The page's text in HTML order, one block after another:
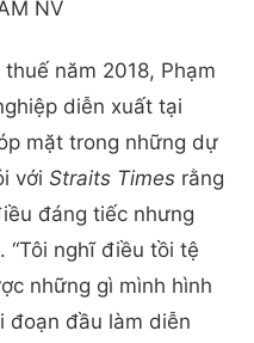
NV
năm 2018, Phạm
diễn xuất tại
mặt trong những dự
với Straits Times rằng
đáng tiếc nhưng
“Tôi nghĩ điều tồi tệ
những gì mình hình
đoạn đầu làm diễn